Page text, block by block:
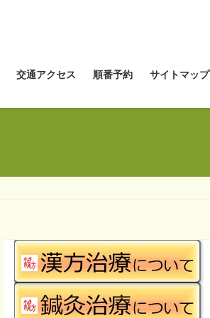
交通アクセス 順番予約 サイトマップ